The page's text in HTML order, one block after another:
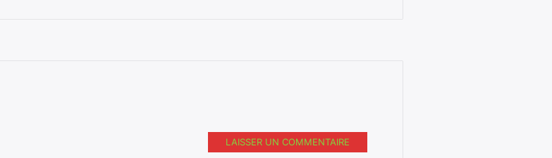
LAISSER UN COMMENTAIRE